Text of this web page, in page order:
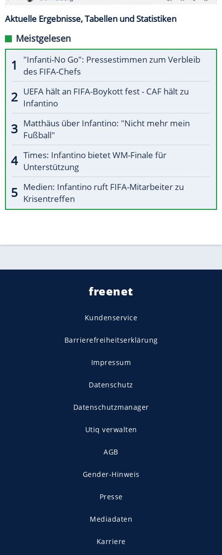
Aktuelle Ergebnisse, Tabellen und Statistiken
Meistgelesen
"Infanti-No Go": Pressestimmen zum Verbleib
des FIFA-Chefs
UEFA hält an FIFA-Boykott fest - CAF hält zu
Infantino
Matthäus über Infantino: "Nicht mehr mein
Fußball"
Times: Infantino bietet WM-Finale für
Unterstützung
Medien: Infantino ruft FIFA-Mitarbeiter zu
Krisentreffen
freenet
Kundenservice
Barrierefreiheitserklärung
Impressum
Datenschutz
Datenschutzmanager
Utiq verwalten
AGB
Gender-Hinweis
Presse
Mediadaten
Karriere